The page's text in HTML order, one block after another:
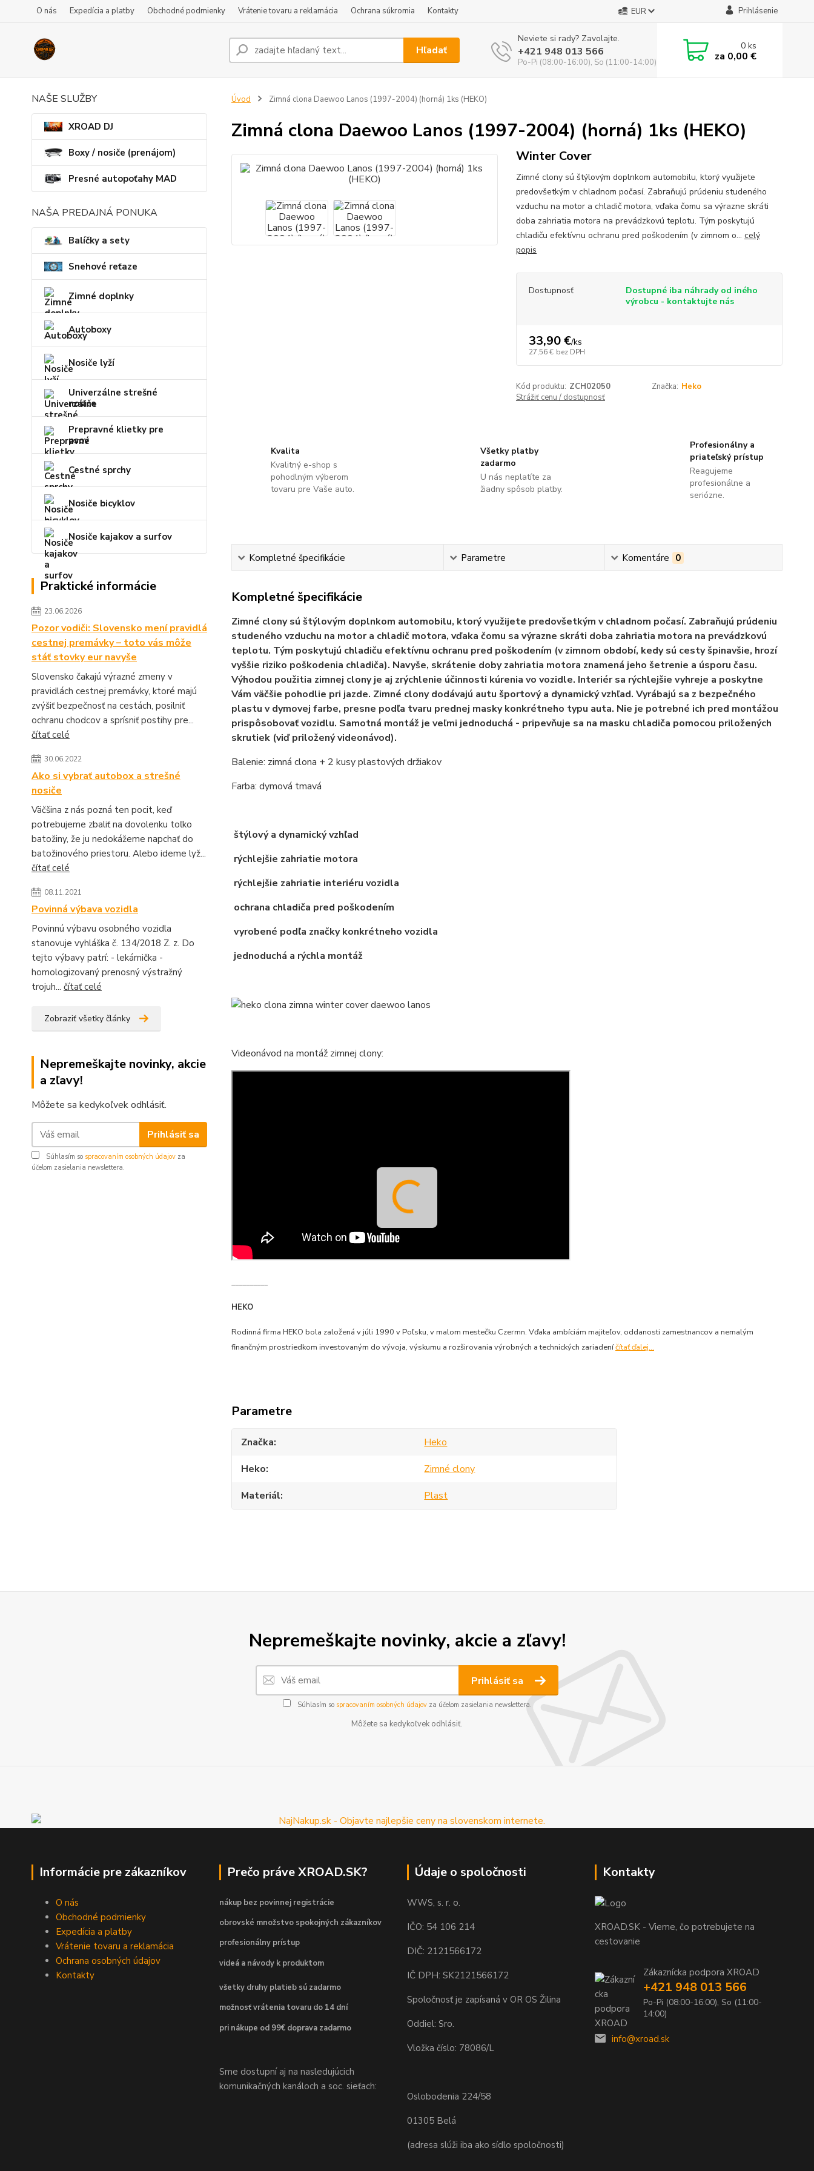
O nás Expedícia a platby Obchodné podmienky Vrátenie tovaru a reklamácia Ochrana súkromia Kontakty EUR Prihlásenie
Hľadať
Neviete si rady? Zavolajte.
+421 948 013 566
Po-Pi (08:00-16:00), So (11:00-14:00)
0ks
za 0,00 €
NAŠE SLUŽBY
XROAD DJ
Boxy / nosiče (prenájom)
Presné autopoťahy MAD
NAŠA PREDAJNÁ PONUKA
Balíčky a sety
Snehové reťaze
Zimné doplnky
Autoboxy
Nosiče lyží
Univerzálne strešné
nosiče
Prepravné klietky pre
psov
Cestné sprchy
Nosiče bicyklov
Nosiče kajakov a surfov
Praktické informácie
23.06.2026
Pozor vodiči: Slovensko mení pravidlá
cestnej premávky – toto vás môže
stáť stovky eur navyše
Slovensko čakajú výrazné zmeny v
pravidlách cestnej premávky, ktoré majú
zvýšiť bezpečnosť na cestách, posilniť
ochranu chodcov a sprísniť postihy pre...
čítať celé
30.06.2022
Ako si vybrať autobox a strešné
nosiče
Väčšina z nás pozná ten pocit, keď
potrebujeme zbaliť na dovolenku toľko
batožiny, že ju nedokážeme napchať do
batožinového priestoru. Alebo ideme lyž...
čítať celé
08.11.2021
Povinná výbava vozidla
Povinnú výbavu osobného vozidla
stanovuje vyhláška č. 134/2018 Z. z. Do
tejto výbavy patrí: - lekárnička -
homologizovaný prenosný výstražný
trojuh... čítať celé
Zobraziť všetky články
Nepremeškajte novinky, akcie
a zľavy!
Môžete sa kedykoľvek odhlásiť.
Prihlásiť sa
Súhlasím so spracovaním osobných údajov za
účelom zasielania newslettera.
Úvod Zimná clona Daewoo Lanos (1997-2004) (horná) 1ks (HEKO)
Zimná clona Daewoo Lanos (1997-2004) (horná) 1ks (HEKO)
Winter Cover
Zimné clony sú štýlovým doplnkom automobilu, ktorý využijete
predovšetkým v chladnom počasí. Zabraňujú prúdeniu studeného
vzduchu na motor a chladič motora, vďaka čomu sa výrazne skráti
doba zahriatia motora na prevádzkovú teplotu. Tým poskytujú
chladiču efektívnu ochranu pred poškodením (v zimnom o... celý
popis
Dostupnosť
Dostupné iba náhrady od iného
výrobcu - kontaktujte nás
33,90 €/ks
27,56 € bez DPH
Kód produktu: ZCH02050 Značka: Heko
Strážiť cenu / dostupnosť
Kvalita
Kvalitný e-shop s
pohodlným výberom
tovaru pre Vaše auto.
Všetky platby
zadarmo
U nás neplatíte za
žiadny spôsob platby.
Profesionálny a
priateľský prístup
Reagujeme
profesionálne a
seriózne.
Kompletné špecifikácie Parametre Komentáre 0
Kompletné špecifikácie
Zimné clony sú štýlovým doplnkom automobilu, ktorý využijete predovšetkým v chladnom počasí. Zabraňujú prúdeniu
studeného vzduchu na motor a chladič motora, vďaka čomu sa výrazne skráti doba zahriatia motora na prevádzkovú
teplotu. Tým poskytujú chladiču efektívnu ochranu pred poškodením (v zimnom období, kedy sú cesty špinavšie, hrozí
vyššie riziko poškodenia chladiča). Navyše, skrátenie doby zahriatia motora znamená jeho šetrenie a úsporu času.
Výhodou použitia zimnej clony je aj zrýchlenie účinnosti kúrenia vo vozidle. Interiér sa rýchlejšie vyhreje a poskytne
Vám väčšie pohodlie pri jazde. Zimné clony dodávajú autu športový a dynamický vzhľad. Vyrábajú sa z bezpečného
plastu v dymovej farbe, presne podľa tvaru prednej masky konkrétneho typu auta. Nie je potrebné ich pred montážou
prispôsobovať vozidlu. Samotná montáž je veľmi jednoduchá - pripevňuje sa na masku chladiča pomocou priložených
skrutiek (viď priložený videonávod).
Balenie: zimná clona + 2 kusy plastových držiakov
Farba: dymová tmavá
štýlový a dynamický vzhľad
rýchlejšie zahriatie motora
rýchlejšie zahriatie interiéru vozidla
ochrana chladiča pred poškodením
vyrobené podľa značky konkrétneho vozidla
jednoduchá a rýchla montáž
Videonávod na montáž zimnej clony:
__________
HEKO
Rodinná firma HEKO bola založená v júli 1990 v Poľsku, v malom mestečku Czermn. Vďaka ambíciám majiteľov, oddanosti zamestnancov a nemalým
finančným prostriedkom investovaným do vývoja, výskumu a rozširovania výrobných a technických zariadeníčítať ďalej...
Parametre
Značka
Heko
Heko
Zimné clony
Materiál
Plast
Nepremeškajte novinky, akcie a zľavy!
Prihlásiť sa
Súhlasím so spracovaním osobných údajovza účelom zasielania newslettera.
Môžete sa kedykoľvek odhlásiť.
Informácie pre zákazníkov
O nás
Obchodné podmienky
Expedícia a platby
Vrátenie tovaru a reklamácia
Ochrana osobných údajov
Kontakty
Prečo práve XROAD.SK?
nákup bez povinnej registrácie
obrovské množstvo spokojných zákazníkov
profesionálny prístup
videá a návody k produktom
všetky druhy platieb sú zadarmo
možnosť vrátenia tovaru do 14 dní
pri nákupe od 99€ doprava zadarmo
Sme dostupní aj na nasledujúcich
komunikačných kanáloch a soc. sieťach:
Údaje o spoločnosti
WWS, s. r. o.
IČO: 54 106 214
DIČ: 2121566172
IČ DPH: SK2121566172
Spoločnosť je zapísaná v OR OS Žilina
Oddiel: Sro.
Vložka číslo: 78086/L
Oslobodenia 224/58
01305 Belá
(adresa slúži iba ako sídlo spoločnosti)
Kontakty
XROAD.SK - Vieme, čo potrebujete na
cestovanie
Zákaznícka podpora XROAD
+421 948 013 566
Po-Pi (08:00-16:00), So (11:00-
14:00)
info@xroad.sk